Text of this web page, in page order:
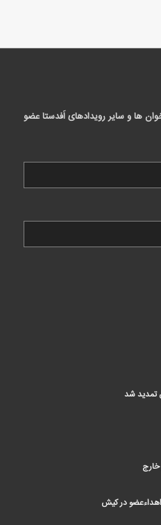
ها و سایر رویدادهای اَفدستا عضو
خارج
در کیش